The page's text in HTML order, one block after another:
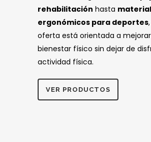
rehabilitación hasta
ergonómicos para deportes
oferta está orientada a
bienestar físico sin dejar de
actividad física.
VER PRODUCTOS